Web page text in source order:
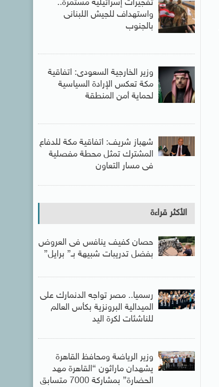
تفجيرات إسرائيلية مستمرة..
واستهداف للجيش اللبنانى
بالجنوب
وزير الخارجية السعودى: اتفاقية
مكة تعكس الإرادة السياسية
لحماية أمن المنطقة
شهباز شريف: اتفاقية مكة للدفاع
المشترك تمثل محطة مفصلية
فى مسار التعاون
الأكثر قراءة
حصان كفيف ينافس فى العروض
بفضل تدريبات شبيهة بـ” برايل”
رسميا.. مصر تواجه الدنمارك على
الميدالية البرونزية بكأس العالم
للناشئات لكرة اليد
وزير الرياضة ومحافظ القاهرة
يشهدان ماراثون “القاهرة مهد
الحضارة” بمشاركة 7000 متسابق